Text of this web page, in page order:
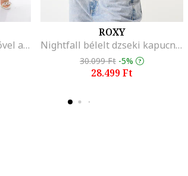
Pamut midiruha megkötővel a derékrészen, Piros/Fehér/Zöld
ROXY
Nightfall bélelt dzseki kapucnival, Fekete
30.099 Ft -5%
28.499 Ft